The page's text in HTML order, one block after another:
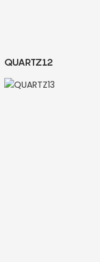
QUARTZ12